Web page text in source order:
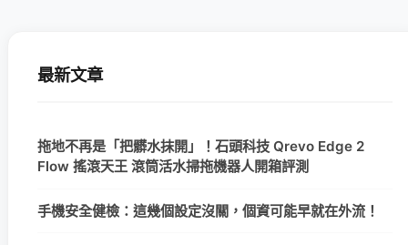
最新文章
拖地不再是「把髒水抹開」！石頭科技 Qrevo Edge 2
Flow 搖滾天王 滾筒活水掃拖機器人開箱評測
手機安全健檢：這幾個設定沒關，個資可能早就在外流！